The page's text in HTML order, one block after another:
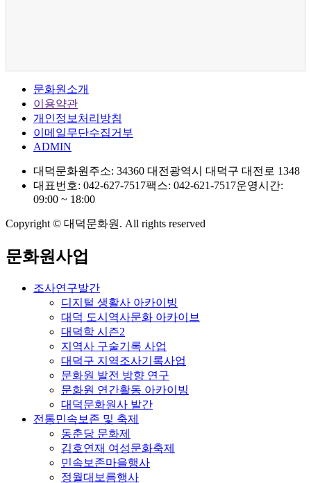
문화원소개
이용약관
개인정보처리방침
이메일무단수집거부
ADMIN
대덕문화원주소: 34360 대전광역시 대덕구 대전로 1348
대표번호: 042-627-7517팩스: 042-621-7517운영시간:
09:00 ~ 18:00
Copyright © 대덕문화원. All rights reserved
문화원사업
조사연구발간
디지털 생활사 아카이빙
대덕 도시역사문화 아카이브
대덕학 시즌2
지역사 구술기록 사업
대덕구 지역조사기록사업
문화원 발전 방향 연구
문화원 연간활동 아카이빙
대덕문화원사 발간
전통민속보존 및 축제
동춘당 문화제
김호연재 여성문화축제
민속보존마을행사
정월대보름행사